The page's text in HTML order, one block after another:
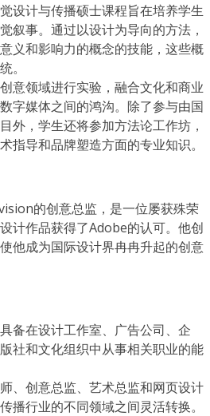
设计与传播硕士课程旨在培养学生
叙事。通过以设计为导向的方法，
义和影响力的概念的技能，这些概
。
意领域进行实验，融合文化和商业
字媒体之间的鸿沟。除了参与由国
外，学生还将参加方法论工作坊，
指导和品牌塑造方面的专业知识。
的创意总监，是一位屡获殊荣
计作品获得了Adobe的认可。他创
他成为国际设计界冉冉升起的创意
备在设计工作室、广告公司、企
社和文化组织中从事相关职业的能
、创意总监、艺术总监和网页设计
播行业的不同领域之间灵活转换。